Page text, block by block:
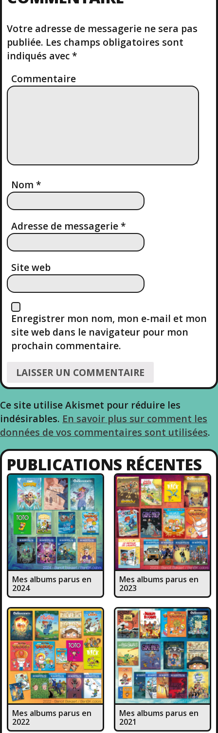
G
A
T
N
D
E
L
A
R
T
C
L
E
S
O
S
T
O
T
Votre adresse de messagerie ne sera pas
publiée. Les champs obligatoires sont
indiqués avec*
Commentaire
Nom*
Adresse de messagerie*
Site web
Enregistrer mon nom, mon e-mail et mon
site web dans le navigateur pour mon
prochain commentaire.
Ce site utilise Akismet pour réduire les
indésirables. En savoir plus sur comment les
données de vos commentaires sont utilisées.
PUBLICATIONS RÉCENTES
Mes albums parus en
2024
Mes albums parus en
2023
Mes albums parus en
2022
Mes albums parus en
2021